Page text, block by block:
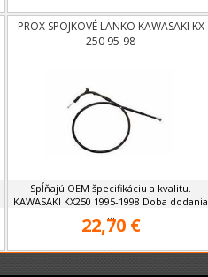
PROX SPOJKOVÉ LANKO KAWASAKI KX
250 95-98
Spĺňajú OEM špecifikáciu a kvalitu.
KAWASAKI KX250 1995-1998 Doba dodania
22,70 €